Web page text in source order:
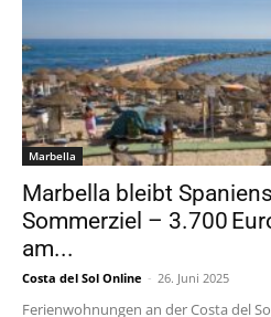
Marbella
Marbella bleibt
Sommerziel – 3.700
am...
Costa del Sol Online - 26. Juni 2025
Ferienwohnungen an der Costa del